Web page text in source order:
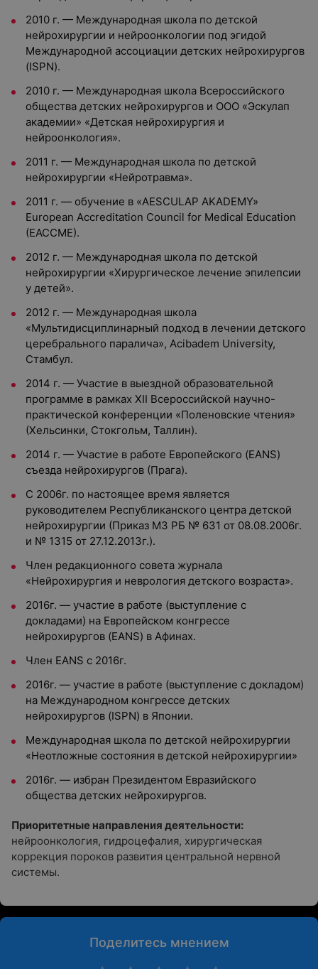
2010 г. — Международная школа по детской
нейрохирургии и нейроонкологии под эгидой
Международной ассоциации детских нейрохирургов
(ISPN).
2010 г. — Международная школа Всероссийского
общества детских нейрохирургов и ООО «Эскулап
академии» «Детская нейрохирургия и
нейроонкология».
2011 г. — Международная школа по детской
нейрохирургии «Нейротравма».
2011 г. — обучение в «AESCULAP AKADEMY»
European Accreditation Council for Medical Education
(EACCME).
2012 г. — Международная школа по детской
нейрохирургии «Хирургическое лечение эпилепсии
у детей».
2012 г. — Международная школа
«Мультидисциплинарный подход в лечении детского
церебрального паралича», Acibadem University,
Стамбул.
2014 г. — Участие в выездной образовательной
программе в рамках XII Всероссийской научно-
практической конференции «Поленовские чтения»
(Хельсинки, Стокгольм, Таллин).
2014 г. — Участие в работе Европейского (EANS)
съезда нейрохирургов (Прага).
С 2006г. по настоящее время является
руководителем Республиканского центра детской
нейрохирургии (Приказ МЗ РБ № 631 от 08.08.2006г.
и № 1315 от 27.12.2013г.).
Член редакционного совета журнала
«Нейрохирургия и неврология детского возраста».
2016г. — участие в работе (выступление с
докладами) на Европейском конгрессе
нейрохирургов (EANS) в Афинах.
Член EANS c 2016г.
2016г. — участие в работе (выступление с докладом)
на Международном конгрессе детских
нейрохирургов (ISPN) в Японии.
Международная школа по детской нейрохирургии
«Неотложные состояния в детской нейрохирургии»
2016г. — избран Президентом Евразийского
общества детских нейрохирургов.
Приоритетные направления деятельности:
нейроонкология, гидроцефалия, хирургическая
коррекция пороков развития центральной нервной
системы.
Поделитесь мнением